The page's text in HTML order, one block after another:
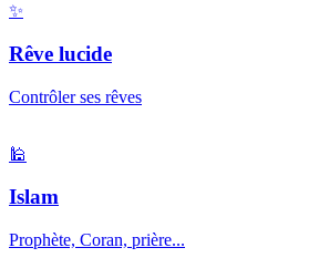
✨
Rêve lucide
Contrôler ses rêves
🕌
Islam
Prophète, Coran, prière...